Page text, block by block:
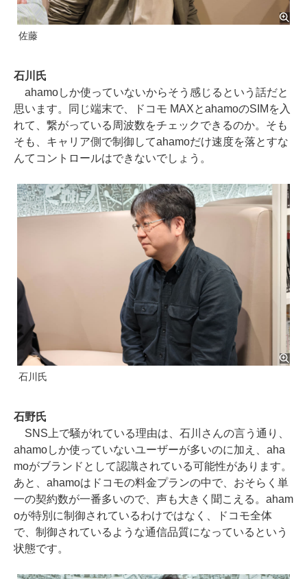
佐藤
石川氏
ahamoしか使っていないからそう感じるという話だと
思います。同じ端末で、ドコモ MAXとahamoのSIMを入
れて、繋がっている周波数をチェックできるのか。そも
そも、キャリア側で制御してahamoだけ速度を落とすな
んてコントロールはできないでしょう。
石川氏
石野氏
SNS上で騒がれている理由は、石川さんの言う通り、
ahamoしか使っていないユーザーが多いのに加え、aha
moがブランドとして認識されている可能性があります。
あと、ahamoはドコモの料金プランの中で、おそらく単
一の契約数が一番多いので、声も大きく聞こえる。aham
oが特別に制御されているわけではなく、ドコモ全体
で、制御されているような通信品質になっているという
状態です。